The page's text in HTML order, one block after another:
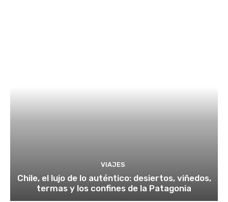
VIAJES
Chile, el lujo de lo auténtico: desiertos, viñedos,
termas y los confines de la Patagonia